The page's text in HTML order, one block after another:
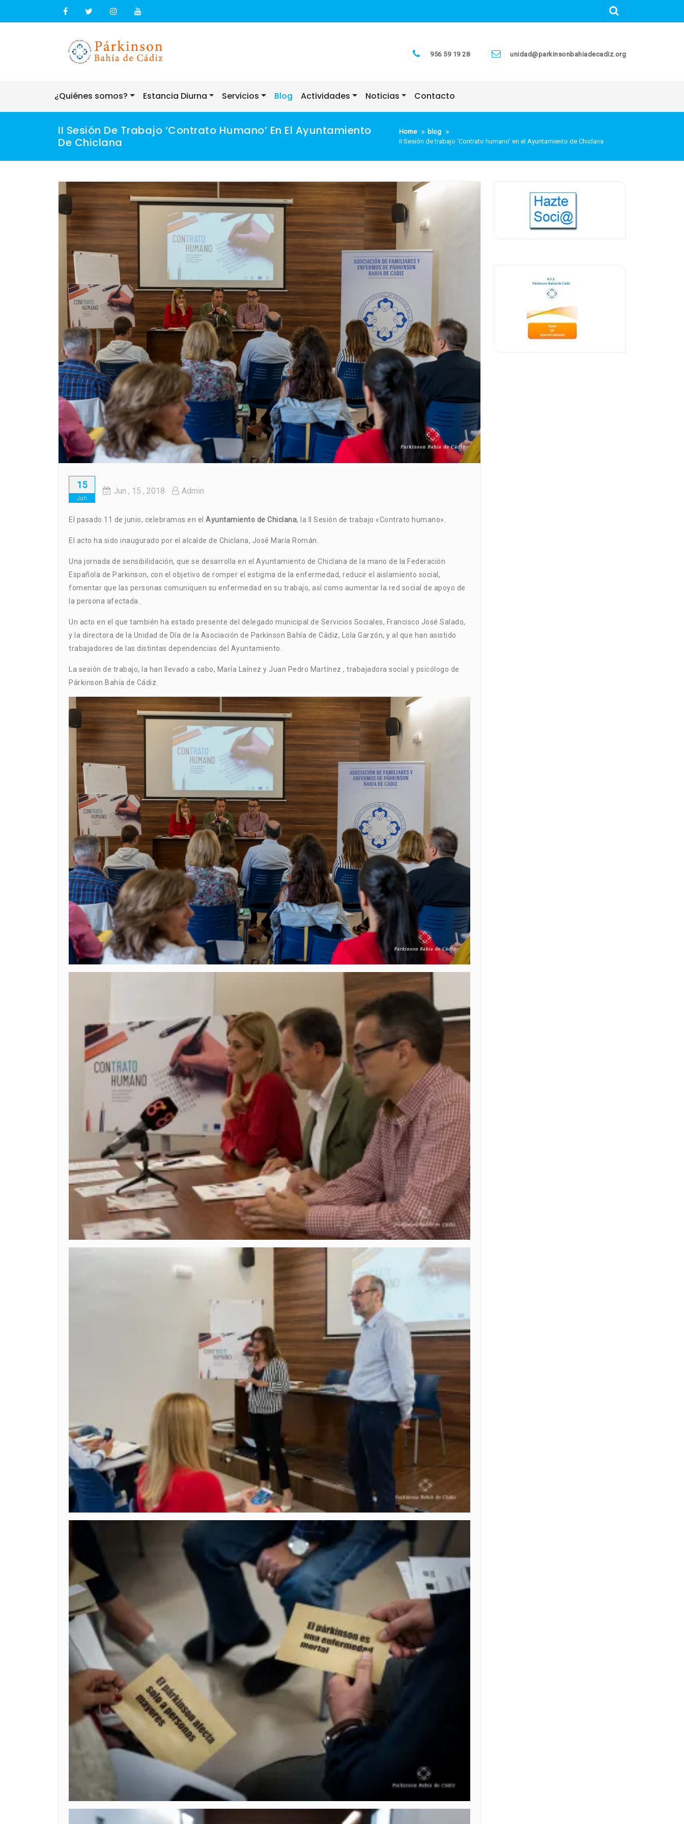
956 59 19 28 unidad@parkinsonbahiadecadiz.org
¿Quiénes somos? Estancia Diurna Servicios Blog Actividades Noticias Contacto
II Sesión De Trabajo ‘Contrato Humano’ En El Ayuntamiento
De Chiclana
Home
blog
II Sesión de trabajo ‘Contrato humano’ en el Ayuntamiento de Chiclana
15
Jun
Jun , 15 , 2018 Admin
El pasado 11 de junio, celebramos en el Ayuntamiento de Chiclana, la II Sesión de trabajo «Contrato humano».
El acto ha sido inaugurado por el alcalde de Chiclana, José María Román.
Una jornada de sensibilidación, que se desarrolla en el Ayuntamiento de Chiclana de la mano de la Federación
Española de Parkinson, con el objetivo de romper el estigma de la enfermedad, reducir el aislamiento social,
fomentar que las personas comuniquen su enfermedad en su trabajo, así como aumentar la red social de apoyo de
la persona afectada
Un acto en el que también ha estado presente del delegado municipal de Servicios Sociales, Francisco José Salado,
y la directora de la Unidad de Día de la Asociación de Parkinson Bahía de Cádiz, Lola Garzón, y al que han asistido
trabajadores de las distintas dependencias del Ayuntamiento.
La sesión de trabajo, la han llevado a cabo, María Laínez y Juan Pedro Martínez , trabajadora social y psicólogo de
Párkinson Bahía de Cádiz.